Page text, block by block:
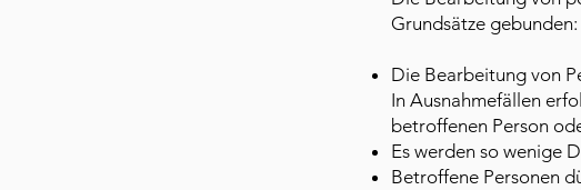
Grundsätze gebunden:
Die Bearbeitung von
In Ausnahmefällen
betroffenen Person
Es werden so wenige
Betroffene Personen